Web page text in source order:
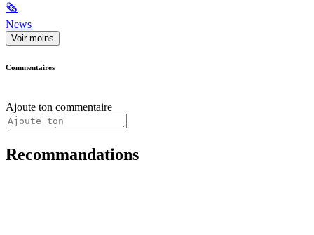
🗞
News
Voir moins
Commentaires
Ajoute ton commentaire
Recommandations